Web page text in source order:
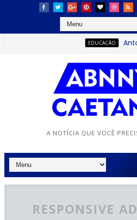
EDUCACÃO Antonio
A NOTÍCIA QUE VOCÊ
RESPONSIVE